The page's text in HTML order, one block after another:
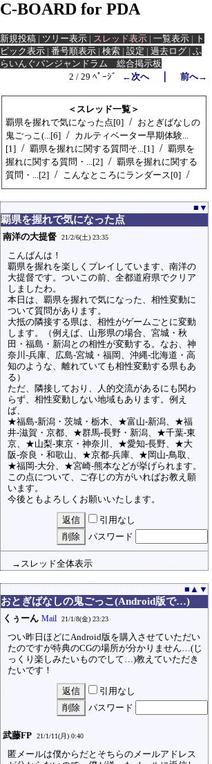
C-BOARD for PDA
新規投稿 | ツリー表示 | スレッド表示 | 一覧表示 | ト
ピック表示 | 番号順表示 | 検索 | 設定 | 過去ログ | ふ
らいんぐパンジャンドラム 総合掲示板
2 / 29 ﾍﾟｰｼﾞ
←次へ｜ 前へ→
＜スレッド一覧＞
覇県を握れで気になった点[0]/ おとぎばなしの
鬼ごっこ(...[6]/ カルティベーター早期体験...
[1]/ 覇県を握れに関する質問そ...[1]/ 覇県を
握れに関する質問・...[2]/ 覇県を握れに関する
質問・...[2]/ こんなところにランダース[0]/
■ ▼
覇県を握れで気になった点
南洋の大提督 21/2/6(土) 23:35
こんばんは！
覇県を握れを楽しくプレイしています、南洋の
大提督です。ついこの前、全都道府県でクリア
しましたわ。
本日は、覇県を握れで気になった、相性変動に
ついて質問があります。
大抵の隣接する県は、相性がゲームごとに変動
します。（例えば、山形県の場合、宮城・秋
田・福島・新潟との相性が変動する。なお、神
奈川-兵庫、広島-宮城・福岡、沖縄-北海道・高
知のような、離れていても相性変動する県もあ
る）
ただ、隣接しており、人的交流があるにも関わ
らず、相性変動しない地域もあります。例え
ば、
★福島-新潟・茨城・栃木、★富山-新潟、★福
井-滋賀・京都、★群馬-長野・新潟、★千葉-東
京、★山梨-東京・神奈川、★愛知-長野、★大
阪-奈良・和歌山、★京都-兵庫、★岡山-鳥取、
★福岡-大分、★宮崎-熊本などが挙げられます。
この点について、ご存じの方がいればお教え願
います。
今後ともよろしくお願いいたします。
引用なし
パスワード
→スレッド全体表示
■ ▲ ▼
おとぎばなしの鬼ごっこ(Android版で…)
くぅーん Mail 21/1/8(金) 23:23
つい昨日ほどにAndroid版を購入させていただい
たのですが特典のCGの場所が分かりません…(じ
っくり楽しみたいものでして…)教えていただき
たいです！
引用なし
パスワード
武藤FP 21/1/11(月) 0:40
匿メールは僕からだとそちらのメールアドレス